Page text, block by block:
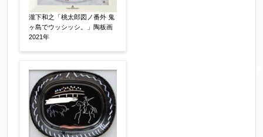
鑑定証書付
共箱
その他
限定番号 【任意】
制作年 【任意】
瀧下和之「桃太郎図ノ番外 鬼
ヶ島でウッシッシ。」陶板画
2021年